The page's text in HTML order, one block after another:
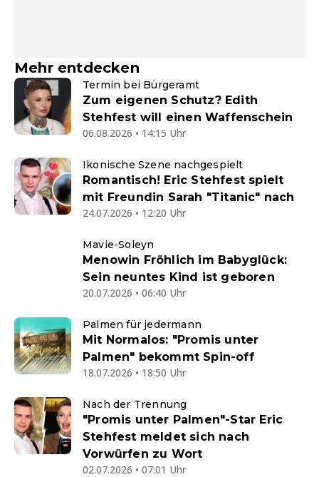
Mehr entdecken
Termin bei Bürgeramt
Zum eigenen Schutz? Edith
Stehfest will einen Waffenschein
06.08.2026 • 14:15 Uhr
Ikonische Szene nachgespielt
Romantisch! Eric Stehfest spielt
mit Freundin Sarah "Titanic" nach
24.07.2026 • 12:20 Uhr
Mavie-Soleyn
Menowin Fröhlich im Babyglück:
Sein neuntes Kind ist geboren
20.07.2026 • 06:40 Uhr
Palmen für jedermann
Mit Normalos: "Promis unter
Palmen" bekommt Spin-off
18.07.2026 • 18:50 Uhr
Nach der Trennung
"Promis unter Palmen"-Star Eric
Stehfest meldet sich nach
Vorwürfen zu Wort
02.07.2026 • 07:01 Uhr